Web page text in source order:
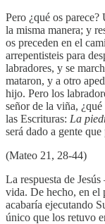
Pero ¿qué os
la misma manera; y
os preceden en el
arrepentisteis para
labradores, y se
mataron, y a otro
hijo. Pero los
señor de la viña,
las Escrituras: La
será dado a gente
(Mateo 21, 28-44)
La respuesta de
vida. De hecho, en el
acabaría ejecutando
único que los retuvo